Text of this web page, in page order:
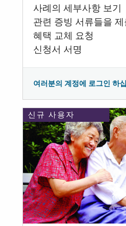
사례의 세부사항 보기
관련 증빙 서류들을
혜택 교체 요청
신청서 서명
여러분의 계정에 로그인 하
신규 사용자